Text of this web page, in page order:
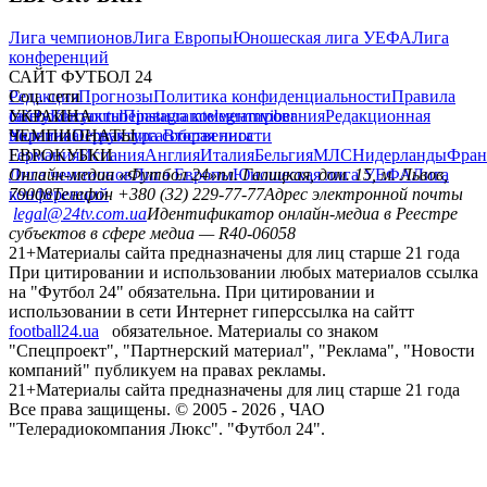
Лига чемпионовЛига ЕвропыЮношеская лига УЕФАЛига
конференций
САЙТ ФУТБОЛ 24
РедакцияПрогнозыПолитика конфиденциальностиПравила
сайтуКонтактыПравила комментированияРедакционная
политикаСтруктура собственности
Соц. сети
facebookxyoutubeinstagramtelegramviber
УКРАИНА
УкраинаПервая лигаВторая лига
ЧЕМПИОНАТЫ
ГерманияИспанияАнглияИталияБельгияМЛСНидерланды
ЕВРОКУБКИ
Лига чемпионовЛига ЕвропыЮношеская лига УЕФАЛига
конференций
Онлайн-медиа «Футбол 24»пл. Галицкая, дом. 15, м. Львов,
79008Телефон +380 (32) 229-77-77Адрес электронной почты
legal@24tv.com.uaИдентификатор онлайн-медиа в Реестре
субъектов в сфере медиа — R40-06058
21+Материалы сайта предназначены для лиц старше 21 года
При цитировании и использовании любых материалов ссылка
на "Футбол 24" обязательна. При цитировании и
использовании в сети Интернет гиперссылка на сайтт
football24.ua
обязательное. Материалы со знаком
"Спецпроект", "Партнерский материал", "Реклама", "Новости
компаний" публикуем на правах рекламы.
21+Материалы сайта предназначены для лиц старше 21 года
Все права защищены. © 2005 - 2026 , ЧАО
"Телерадиокомпания Люкс". "Футбол 24".